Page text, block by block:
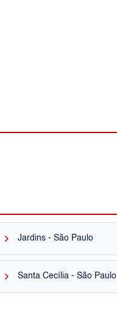
keyboard_arrow_right Jardins - São Paulo
keyboard_arrow_right Santa Cecília - São Paulo